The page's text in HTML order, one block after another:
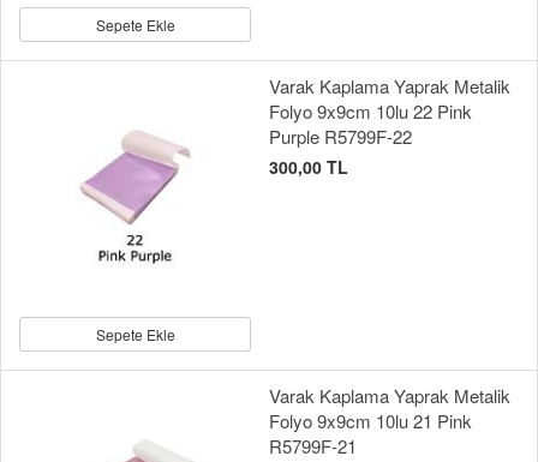
Sepete Ekle
Sepete Ekle
Varak Kaplama Yaprak Metalik
Folyo 9x9cm 10lu 22 Pink
Purple R5799F-22
300,00 TL
Varak Kaplama Yaprak Metalik
Folyo 9x9cm 10lu 21 Pink
R5799F-21